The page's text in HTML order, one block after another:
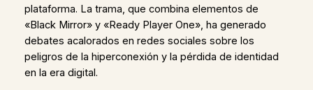
plataforma. La trama, que combina elementos de
«Black Mirror» y «Ready Player One», ha generado
debates acalorados en redes sociales sobre los
peligros de la hiperconexión y la pérdida de identidad
en la era digital.